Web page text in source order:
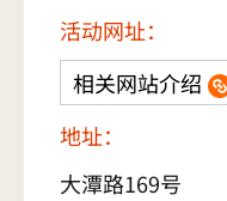
活动网址：
相关网站介绍
地址：
大潭路169号